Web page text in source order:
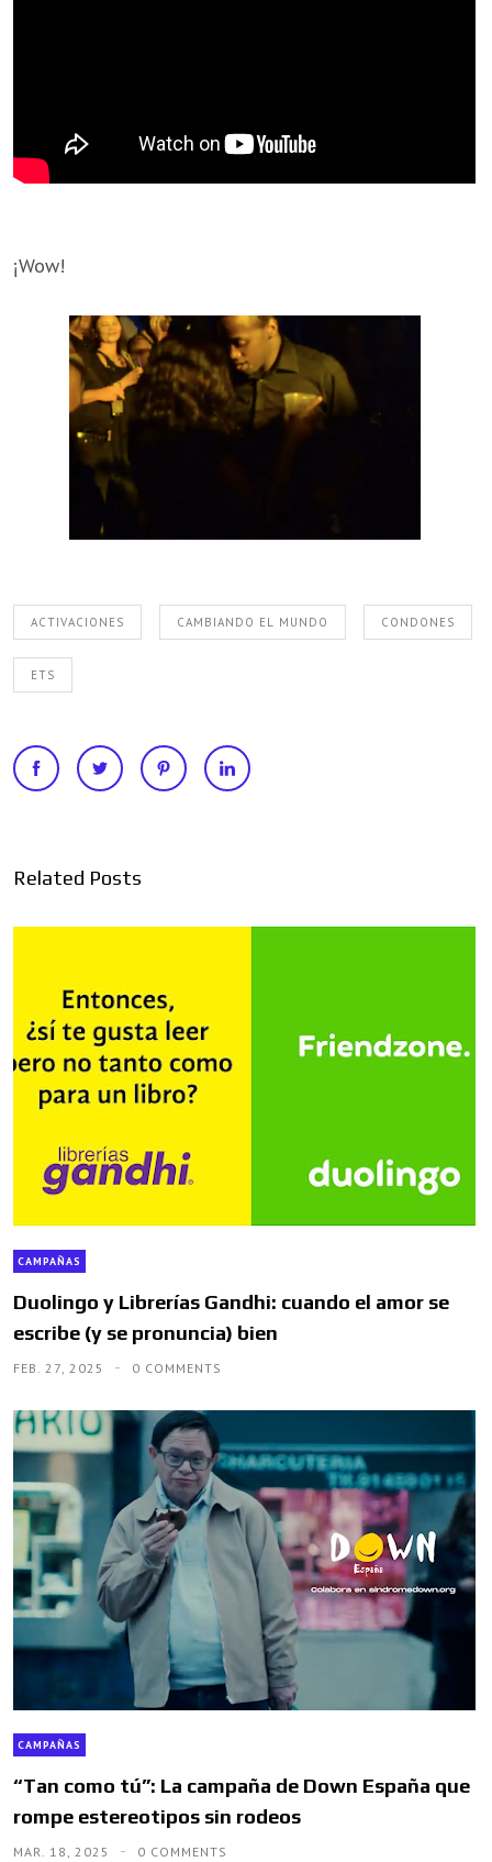
¡Wow!
ACTIVACIONES CAMBIANDO EL MUNDO CONDONES
ETS
Related Posts
CAMPAÑAS
Duolingo y Librerías Gandhi: cuando el amor se
escribe (y se pronuncia) bien
FEB. 27, 2025 0 COMMENTS
CAMPAÑAS
“Tan como tú”: La campaña de Down España que
rompe estereotipos sin rodeos
MAR. 18, 2025 0 COMMENTS